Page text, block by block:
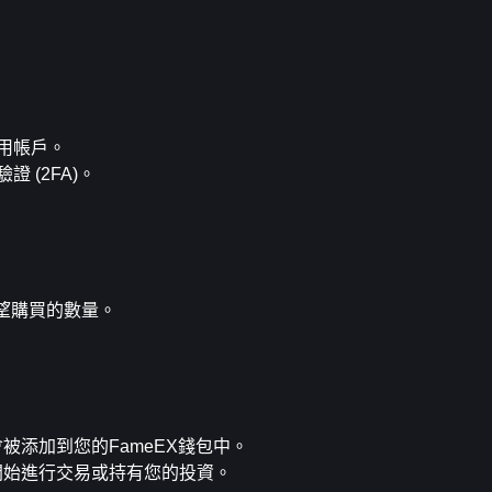
帳戶。
證 (2FA)。
購買的數量。
添加到您的FameEX錢包中。
進行交易或持有您的投資。